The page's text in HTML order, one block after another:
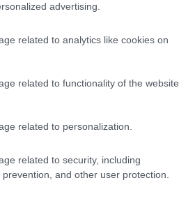
advertising.
related to analytics like cookies on
related to functionality of the website
related to personalization.
related to security, including
and other user protection.
és az NVB eljárása
a Kúria nem is
megalapozottságát.
döntése jogerős.
jogerőre emelkedett.
valamennyi
– szól a